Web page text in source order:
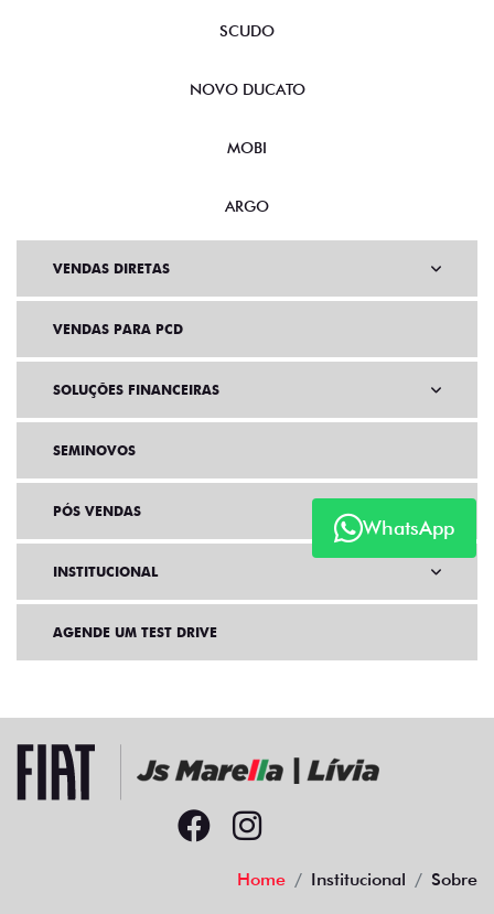
WhatsApp
SCUDO
NOVO DUCATO
MOBI
ARGO
VENDAS DIRETAS
VENDAS PARA PCD
SOLUÇÕES FINANCEIRAS
SEMINOVOS
PÓS VENDAS
INSTITUCIONAL
AGENDE UM TEST DRIVE
Home Institucional Sobre